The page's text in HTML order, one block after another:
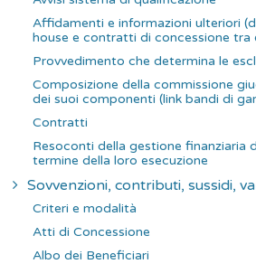
Affidamenti e informazioni ulteriori
house e contratti di concessione tra
Provvedimento che determina le
Composizione della commissione
dei suoi componenti (link bandi di
Contratti
Resoconti della gestione finanziaria
termine della loro esecuzione
Sovvenzioni, contributi, sussidi,
Criteri e modalità
Atti di Concessione
Albo dei Beneficiari